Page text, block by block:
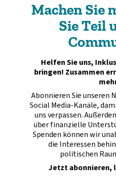
Machen Sie
Sie Teil
Helfen Sie uns,
bringen! Zusammen
Abonnieren Sie unseren
Social Media-Kanäle,
uns verpassen.
über finanzielle
Spenden können wir
die Interessen
politischen
Jetzt abonnieren,